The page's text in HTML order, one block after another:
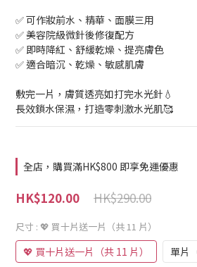
✅ 可作妝前水、精華、面膜三用
✅ 美容院級微針後修復配方
✅ 即時降紅、舒緩乾燥、提亮膚色
✅ 適合暗沉、乾燥、敏感肌膚
敷完一片，膚質透亮如打完水光針💧
長效鎖水保濕，打造零刺激水光肌🥰
全店，購買滿HK$800 即享免運優惠
HK$290.00
HK$120.00
尺寸 : 💖 買十片送一片（共 11 片）
💖 買十片送一片（共 11 片） 單片